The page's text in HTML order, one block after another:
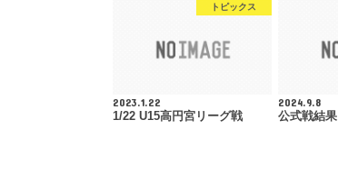
トピックス
2023.1.22
1/22 U15高円宮リーグ戦
2024.9.8
公式戦結果